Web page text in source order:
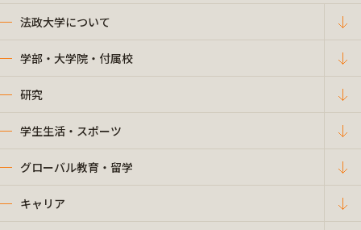
法政大学について
学部・大学院・付属校
研究
学生生活・スポーツ
グローバル教育・留学
キャリア